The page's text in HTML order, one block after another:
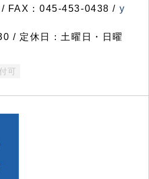
FAX：045-453-0438 / y
/ 定休日：土曜日・日曜
可